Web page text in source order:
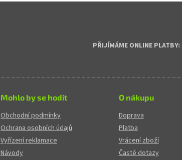
PŘIJÍMÁME ONLINE PLATBY:
Mohlo by se hodit
Obchodní podmínky
Ochrana osobních údajů
Vyřízení reklamace
Návody
O nákupu
Doprava
Platba
Vrácení zboží
Časté dotazy